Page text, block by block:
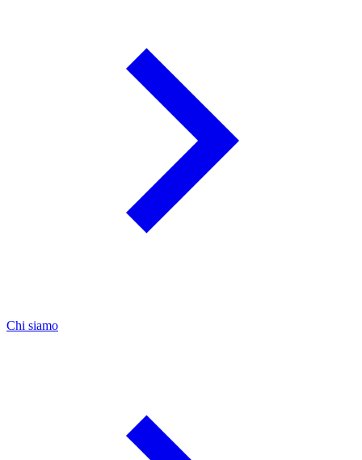
Chi siamo